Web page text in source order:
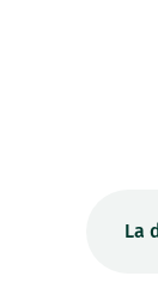
La